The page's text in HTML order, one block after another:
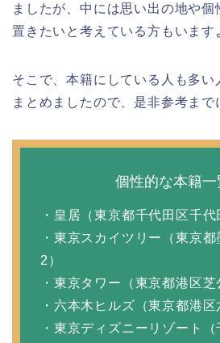
ましたが、中には思い出の地や個
置きたいと考えている方もいます
そこで、本籍にしている人も多い
まとめましたので、是非参考まで
個性的な本籍一
・皇居（東京都千代田区千代
・東京スカイツリー（東京都
2）
・東京タワー（東京都港区芝
・六本木ヒルズ（東京都港区
・東京ディズニーリゾート